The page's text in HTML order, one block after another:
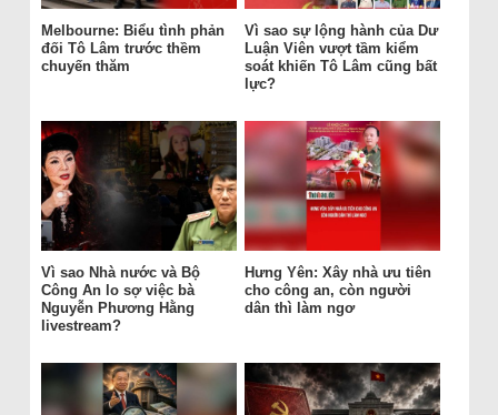
Melbourne: Biểu tình phản
đối Tô Lâm trước thềm
chuyến thăm
Vì sao sự lộng hành của Dư
Luận Viên vượt tầm kiểm
soát khiến Tô Lâm cũng bất
lực?
Vì sao Nhà nước và Bộ
Công An lo sợ việc bà
Nguyễn Phương Hằng
livestream?
Hưng Yên: Xây nhà ưu tiên
cho công an, còn người
dân thì làm ngơ